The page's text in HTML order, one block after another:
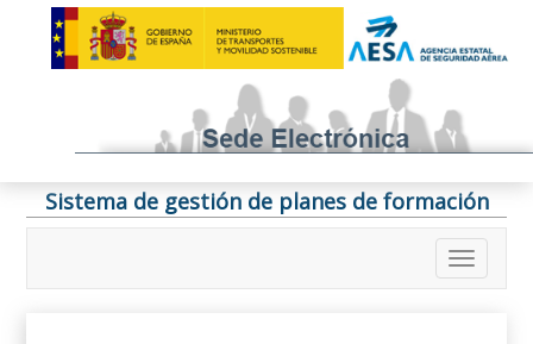
Sistema de gestión de planes de formación